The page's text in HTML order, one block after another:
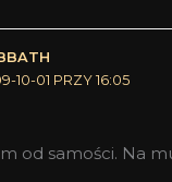
10-01 PRZY 16:05
od samości. Na